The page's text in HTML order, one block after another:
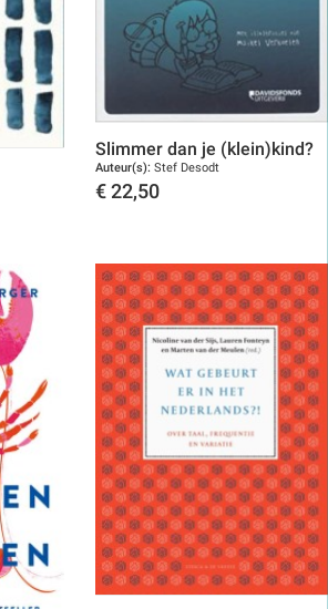
Slimmer dan je (klein)kind?
Auteur(s): Stef Desodt
€ 22,50